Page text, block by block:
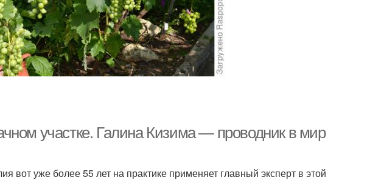
участке. Галина Кизима — проводник в мир
вот уже более 55 лет на практике применяет главный эксперт в этой